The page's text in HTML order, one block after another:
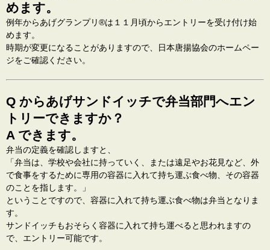
めます。
例年からあげグランプリ®️は１１月頃からエントリーを受け付け始
めます。
時期が変更になることがありますので、日本唐揚協会のホームペー
ジをご確認ください。
Q からあげサンドイッチで弁当部門へエン
トリーできますか？
A できます。
弁当の定義を確認しますと、
「弁当は、 学校や会社に持っていく、または遠足やお花見など、外
で食事をするために専用の容器に入れて持ち運ぶ食べ物、その容器
のこと を指します。」
ということですので、容器に入れて持ち運ぶ食べ物は弁当となりま
す。
サンドイッチもおそらく容器に入れて持ち運べると思われますの
で、エントリー可能です。